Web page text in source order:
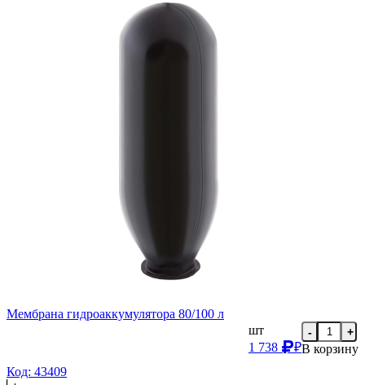
Мембрана гидроаккумулятора 80/100 л
шт
1 738
₽
- +
В корзину
Код: 43409